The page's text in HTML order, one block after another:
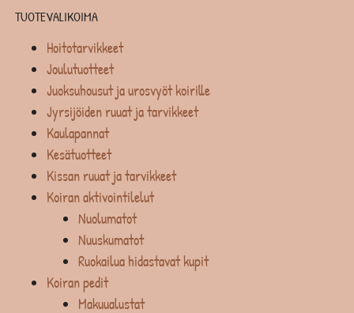
TUOTEVALIKOIMA
Hoitotarvikkeet
Joulutuotteet
Juoksuhousut ja urosvyöt koirille
Jyrsijöiden ruuat ja tarvikkeet
Kaulapannat
Kesätuotteet
Kissan ruuat ja tarvikkeet
Koiran aktivointilelut
Nuolumatot
Nuuskumatot
Ruokailua hidastavat kupit
Koiran pedit
Makuualustat